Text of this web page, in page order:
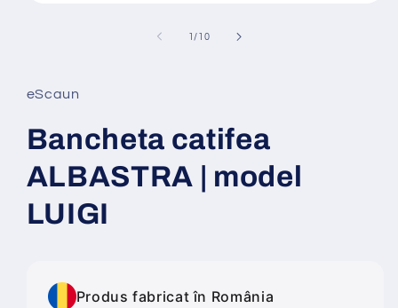
fereastră
modală
1 /din
10
eScaun
Bancheta catifea
ALBASTRA | model
LUIGI
Produs fabricat în România